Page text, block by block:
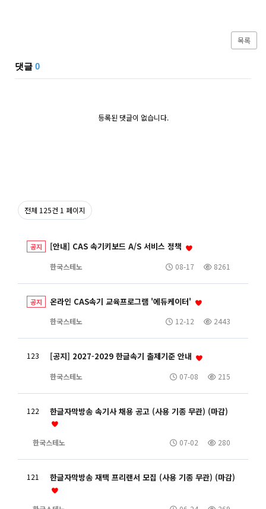
목록
댓글 0
등록된 댓글이 없습니다.
전체 125건 1 페이지
공지 [안내] CAS 속기키보드 A/S 서비스 정책
한국스테노 8261
08-17
공지 온라인 CAS속기 교육프로그램 '에듀케이터'
한국스테노 2443
12-12
123 [공지] 2027-2029 한글속기 출제기준 안내
한국스테노 215
07-08
122 한글자막방송 속기사 채용 공고 (사용 기종 무관) (마감)
한국스테노 280
07-02
121 한글자막방송 재택 프리랜서 모집 (사용 기종 무관) (마감)